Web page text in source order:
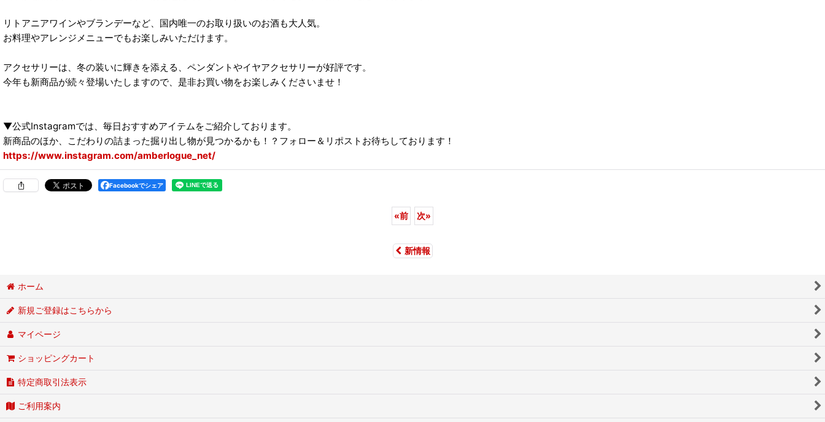
リトアニアワインやブランデーなど、国内唯一のお取り扱いのお酒も大人気。
お料理やアレンジメニューでもお楽しみいただけます。
アクセサリーは、冬の装いに輝きを添える、ペンダントやイヤアクセサリーが好評です。
今年も新商品が続々登場いたしますので、是非お買い物をお楽しみくださいませ！
▼公式Instagramでは、毎日おすすめアイテムをご紹介しております。
新商品のほか、こだわりの詰まった掘り出し物が見つかるかも！？フォロー＆リポストお待ちしております！
https://www.instagram.com/amberlogue_net/
Facebookでシェア
«前 次»
新情報
ホーム
新規ご登録はこちらから
マイページ
ショッピングカート
特定商取引法表示
ご利用案内